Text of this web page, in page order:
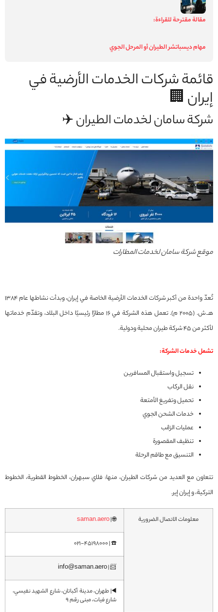
مقالة مقترحة للقراءة:
مهام ديسباتشر الطيران أو المرحل الجوي
قائمة شركات الخدمات الأرضية في
إيران 🏢
شركة سامان لخدمات الطيران ✈️
موقع شركة سامان لخدمات المطارات
تُعدّ واحدة من أكبر شركات الخدمات الأرضية الخاصة في إيران، وبدأت نشاطها عام 1384
هـ.ش. (2005 م). تعمل هذه الشركة في 16 مطارًا رئيسيًا داخل البلاد، وتقدّم خدماتها
لأكثر من 45 شركة طيران محلية ودولية.
تشمل خدمات الشركة:
تسجيل واستقبال المسافرين
نقل الركاب
تحميل وتفريغ الأمتعة
خدمات الشحن الجوي
عمليات الرَمْب
تنظيف المقصورة
التنسيق مع طاقم الرحلة
تتعاون مع العديد من شركات الطيران، منها: فلاي سبهران، الخطوط القطرية، الخطوط
التركية، و إيران إير.
معلومات الاتصال الضرورية 🌐 |
saman.aero
☎️ | ۰۲۱-۴۵۱۹۸۰۰۰
📨 | info@saman.aero
◀️| طهران، مدينة أکباتان، شارع الشهيد نفیسي،
شارع فيات، مبنى رقم 9